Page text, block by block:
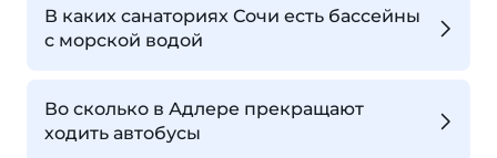
В каких санаториях Сочи есть бассейны
с морской водой
Во сколько в Адлере прекращают
ходить автобусы